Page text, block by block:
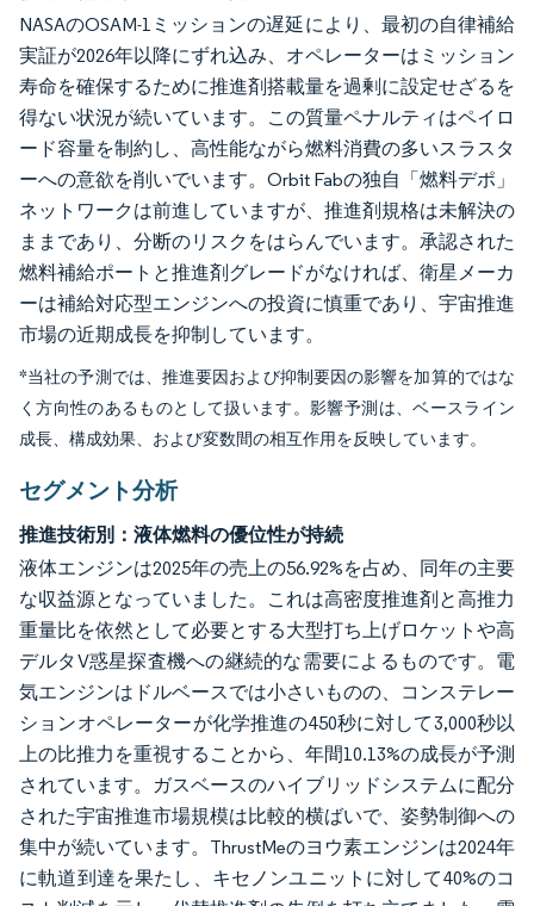
NASAのOSAM-1ミッションの遅延により、最初の自律補給
実証が2026年以降にずれ込み、オペレーターはミッション
寿命を確保するために推進剤搭載量を過剰に設定せざるを
得ない状況が続いています。この質量ペナルティはペイロ
ード容量を制約し、高性能ながら燃料消費の多いスラスタ
ーへの意欲を削いでいます。Orbit Fabの独自「燃料デポ」
ネットワークは前進していますが、推進剤規格は未解決の
ままであり、分断のリスクをはらんでいます。承認された
燃料補給ポートと推進剤グレードがなければ、衛星メーカ
ーは補給対応型エンジンへの投資に慎重であり、宇宙推進
市場の近期成長を抑制しています。
*当社の予測では、推進要因および抑制要因の影響を加算的ではな
く方向性のあるものとして扱います。影響予測は、ベースライン
成長、構成効果、および変数間の相互作用を反映しています。
セグメント分析
推進技術別：液体燃料の優位性が持続
液体エンジンは2025年の売上の56.92%を占め、同年の主要
な収益源となっていました。これは高密度推進剤と高推力
重量比を依然として必要とする大型打ち上げロケットや高
デルタV惑星探査機への継続的な需要によるものです。電
気エンジンはドルベースでは小さいものの、コンステレー
ションオペレーターが化学推進の450秒に対して3,000秒以
上の比推力を重視することから、年間10.13%の成長が予測
されています。ガスベースのハイブリッドシステムに配分
された宇宙推進市場規模は比較的横ばいで、姿勢制御への
集中が続いています。ThrustMeのヨウ素エンジンは2024年
に軌道到達を果たし、キセノンユニットに対して40%のコ